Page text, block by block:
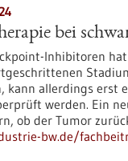
bei
Inhibitoren
kann allerdings erst
werden. Ein
ob der Tumor
bw.de/